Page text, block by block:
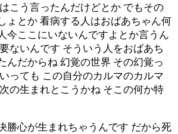
こう言ったんだけどとか でもその
ょとか 看病する人はおばあちゃん何
今ここにいないんですよとか言うん
ないんです そういう人をおばあち
んだからね 幻覚の世界 その幻覚っ
っても この自分のカルマのカルマ
の生まれとこうかね そこの何か特
勝心が生まれちゃうんです だから死